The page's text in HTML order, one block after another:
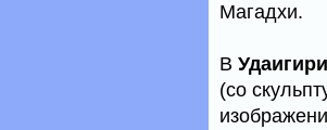
Магадхи.
В Удаигири
(со